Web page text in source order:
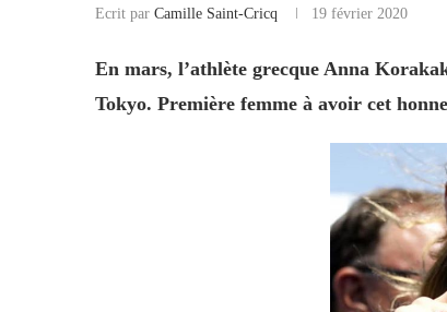
Ecrit par Camille Saint-Cricq 19 février 2020
En mars, l’athlète grecque Anna
Tokyo. Première femme à avoir cet